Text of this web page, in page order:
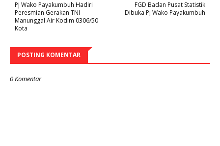
FGD Badan Pusat Statistik
Dibuka Pj Wako Payakumbuh
Pj Wako Payakumbuh Hadiri
Peresmian Gerakan TNI
Manunggal Air Kodim 0306/50
Kota
POSTING KOMENTAR
0 Komentar